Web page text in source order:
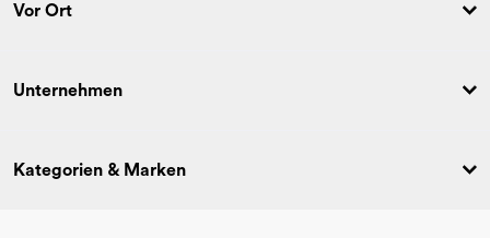
Vor Ort
Unternehmen
Kategorien & Marken